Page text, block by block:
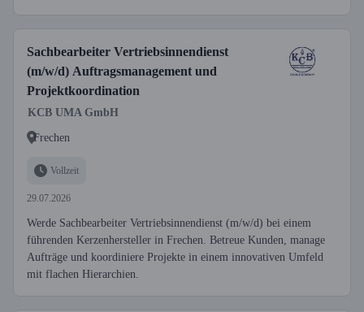
Sachbearbeiter Vertriebsinnendienst
(m/w/d) Auftragsmanagement und
Projektkoordination
KCB UMA GmbH
Frechen
Vollzeit
29.07.2026
Werde Sachbearbeiter Vertriebsinnendienst (m/w/d) bei einem
führenden Kerzenhersteller in Frechen. Betreue Kunden, manage
Aufträge und koordiniere Projekte in einem innovativen Umfeld
mit flachen Hierarchien.